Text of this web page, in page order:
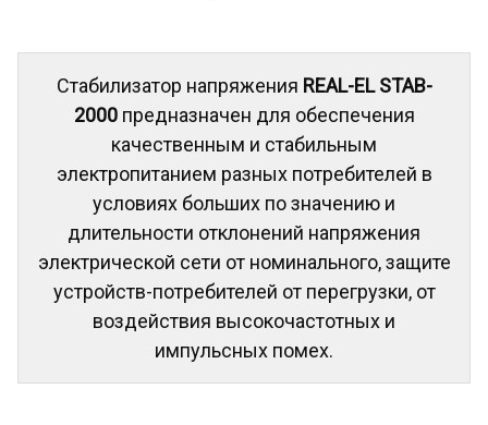
Стабилизатор напряжения REAL-EL STAB-
2000предназначен для обеспечения
качественным и стабильным
электропитанием разных потребителей в
условиях больших по значению и
длительности отклонений напряжения
электрической сети от номинального, защите
устройств-потребителей от перегрузки, от
воздействия высокочастотных и
импульсных помех.